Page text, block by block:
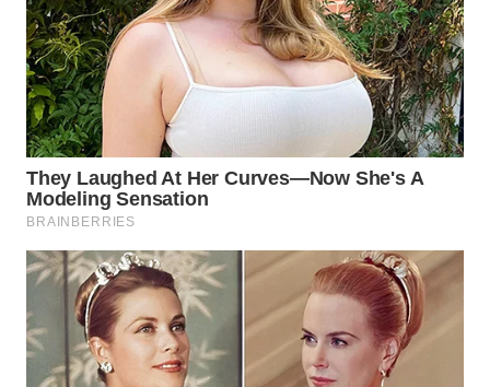
WN
KARAWANG
WN
BEKASI
WN
BOGOR
WN
DEPOK
WN
TAPANULI